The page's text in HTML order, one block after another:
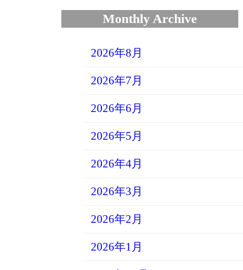
Monthly Archive
2026年8月
2026年7月
2026年6月
2026年5月
2026年4月
2026年3月
2026年2月
2026年1月